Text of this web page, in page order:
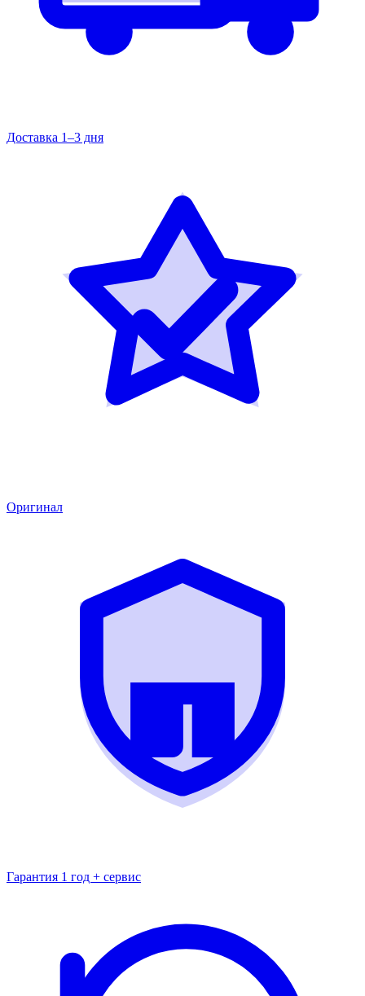
Доставка 1–3 дня
Оригинал
Гарантия 1 год + сервис